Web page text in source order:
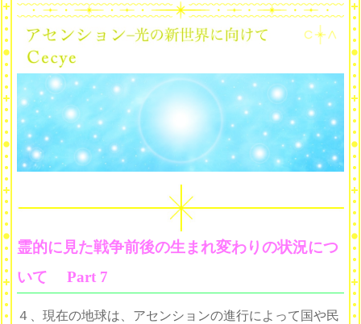
霊的に見た戦争前後の生まれ変わりの状況につ
いて Part 7
４、現在の地球は、アセンションの進行によって国や民